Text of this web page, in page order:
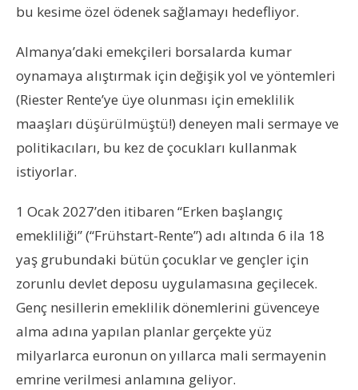
bu kesime özel ödenek sağlamayı hedefliyor.
Almanya’daki emekçileri borsalarda kumar
oynamaya alıştırmak için değişik yol ve yöntemleri
(Riester Rente’ye üye olunması için emeklilik
maaşları düşürülmüştü!) deneyen mali sermaye ve
politikacıları, bu kez de çocukları kullanmak
istiyorlar.
1 Ocak 2027’den itibaren “Erken başlangıç
emekliliği” (“Frühstart-Rente”) adı altında 6 ila 18
yaş grubundaki bütün çocuklar ve gençler için
zorunlu devlet deposu uygulamasına geçilecek.
Genç nesillerin emeklilik dönemlerini güvenceye
alma adına yapılan planlar gerçekte yüz
milyarlarca euronun on yıllarca mali sermayenin
emrine verilmesi anlamına geliyor.